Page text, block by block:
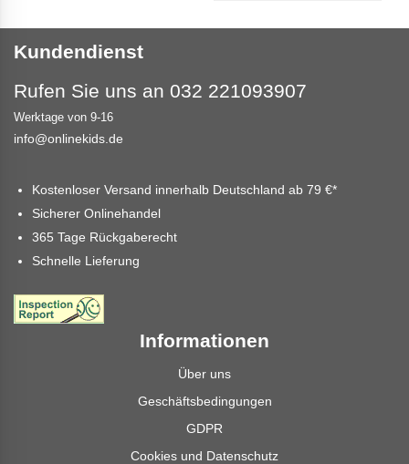
Kundendienst
Rufen Sie uns an 032 221093907
Werktage von 9-16
info@onlinekids.de
Kostenloser Versand innerhalb Deutschland ab 79 €*
Sicherer Onlinehandel
365 Tage Rückgaberecht
Schnelle Lieferung
Informationen
Über uns
Geschäftsbedingungen
GDPR
Cookies und Datenschutz